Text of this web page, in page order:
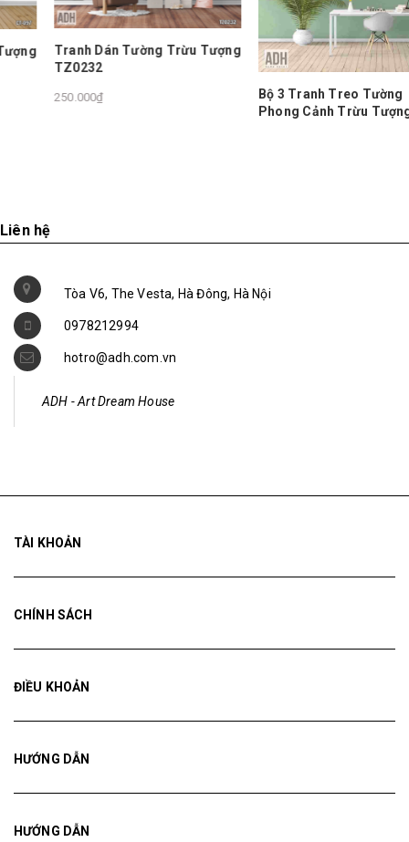
Tranh Dán Tường Trừu Tượng
TZ0232
250.000₫
Bộ 3 Tranh Treo Tường
Phong Cảnh Trừu Tượng Cây
Liên hệ
Tòa V6, The Vesta, Hà Đông, Hà Nội
0978212994
hotro@adh.com.vn
ADH - Art Dream House
TÀI KHOẢN
CHÍNH SÁCH
ĐIỀU KHOẢN
HƯỚNG DẪN
HƯỚNG DẪN